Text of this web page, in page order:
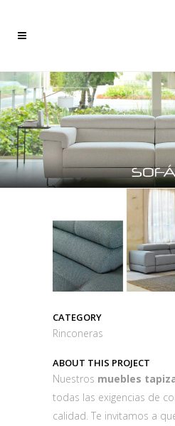
CATEGORY
Rinconeras
ABOUT THIS PROJECT
Nuestros muebles
todas las exigencias de
calidad. Te invitamos a